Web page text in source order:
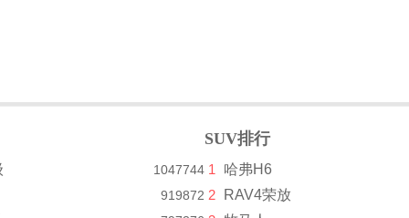
1047744
919872
SUV排行
1
哈弗H6
2
RAV4荣放